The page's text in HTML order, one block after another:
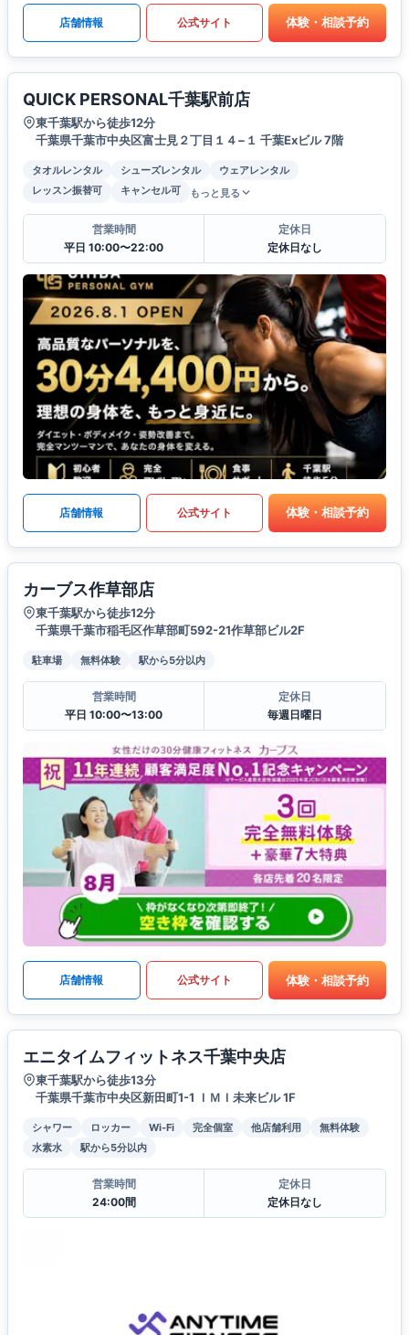
店舗情報 公式サイト 体験・相談予約
QUICK PERSONAL千葉駅前店
東千葉駅から徒歩12分
千葉県千葉市中央区富士見２丁目１４−１ 千葉Exビル 7階
タオルレンタル シューズレンタル
ウェアレンタル
レッスン振替可
キャンセル可 もっと見る
営業時間
平日 10:00〜22:00
定休日
定休日なし
店舗情報 公式サイト 体験・相談予約
カーブス作草部店
東千葉駅から徒歩12分
千葉県千葉市稲毛区作草部町592-21作草部ビル2F
駐車場 無料体験 駅から5分以内
営業時間
平日 10:00〜13:00
定休日
毎週日曜日
店舗情報 公式サイト 体験・相談予約
エニタイムフィットネス千葉中央店
東千葉駅から徒歩13分
千葉県千葉市中央区新田町1-1 ＩＭＩ未来ビル 1F
シャワー ロッカー Wi-Fi 完全個室 他店舗利用
無料体験
水素水
駅から5分以内
営業時間
24:00間
定休日
定休日なし